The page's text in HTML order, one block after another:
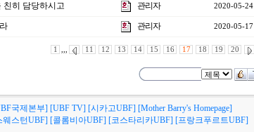
친히 담당하시고 관리자 2020-05-24
관리자 2020-05-17
1 ,,, 11 12 13 14 15 16 17 18 19 20
국제본부] [UBF TV] [시카고UBF] [Mother Barry's Homepage]
웨스턴UBF] [콜롬비아UBF] [코스타리카UBF] [프랑크푸르트UBF]